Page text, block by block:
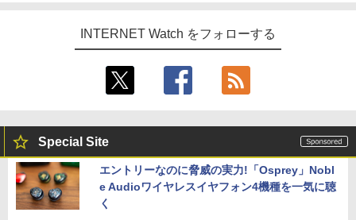
INTERNET Watch をフォローする
Special Site
エントリーなのに脅威の実力!「Osprey」Nobl
e Audioワイヤレスイヤフォン4機種を一気に聴
く